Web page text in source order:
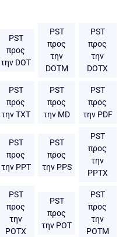
PST
προς
την DOT
PST
προς
την
DOTM
PST
προς
την
DOTX
PST
προς
την TXT
PST
προς
την MD
PST
προς
την PDF
PST
προς
την PPT
PST
προς
την PPS
PST
προς
την
PPTX
PST
προς
την
POTX
PST
προς
την POT
PST
προς
την
POTM